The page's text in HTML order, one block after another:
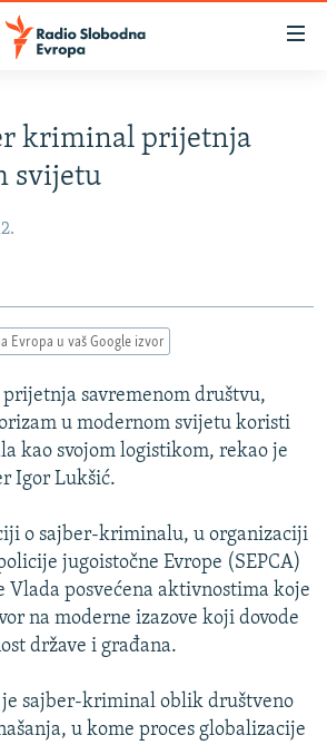
2024.
kriminal prijetnja
svijetu
Evropa u vaš Google izvor
savremenom društvu,
u modernom svijetu koristi
kao svojom logistikom, rekao je
Igor Lukšić.
o sajber-kriminalu, u organizaciji
jugoistočne Evrope (SEPCA)
Vlada posvećena aktivnostima koje
na moderne izazove koji dovode
države i građana.
je sajber-kriminal oblik društveno
u kome proces globalizacije